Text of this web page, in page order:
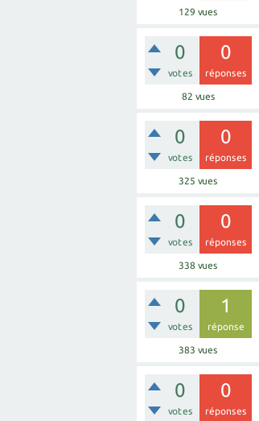
129 vues
0
votes
0
réponses
82 vues
0
votes
0
réponses
325 vues
0
votes
0
réponses
338 vues
0
votes
1
réponse
383 vues
0
votes
0
réponses